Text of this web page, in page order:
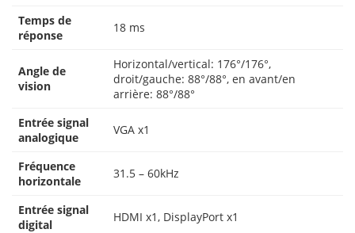
Temps de
réponse
18 ms
Angle de
vision
Horizontal/vertical: 176°/176°,
droit/gauche: 88°/88°, en avant/en
arrière: 88°/88°
Entrée signal
analogique
VGA x1
Fréquence
horizontale
31.5 – 60kHz
Entrée signal
digital
HDMI x1, DisplayPort x1